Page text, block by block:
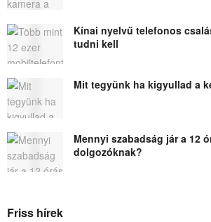
Kínai nyelvű telefonos
tudni kell
Mit tegyünk ha kigyullad a
Mennyi szabadság jár a 12
dolgozóknak?
Friss hírek